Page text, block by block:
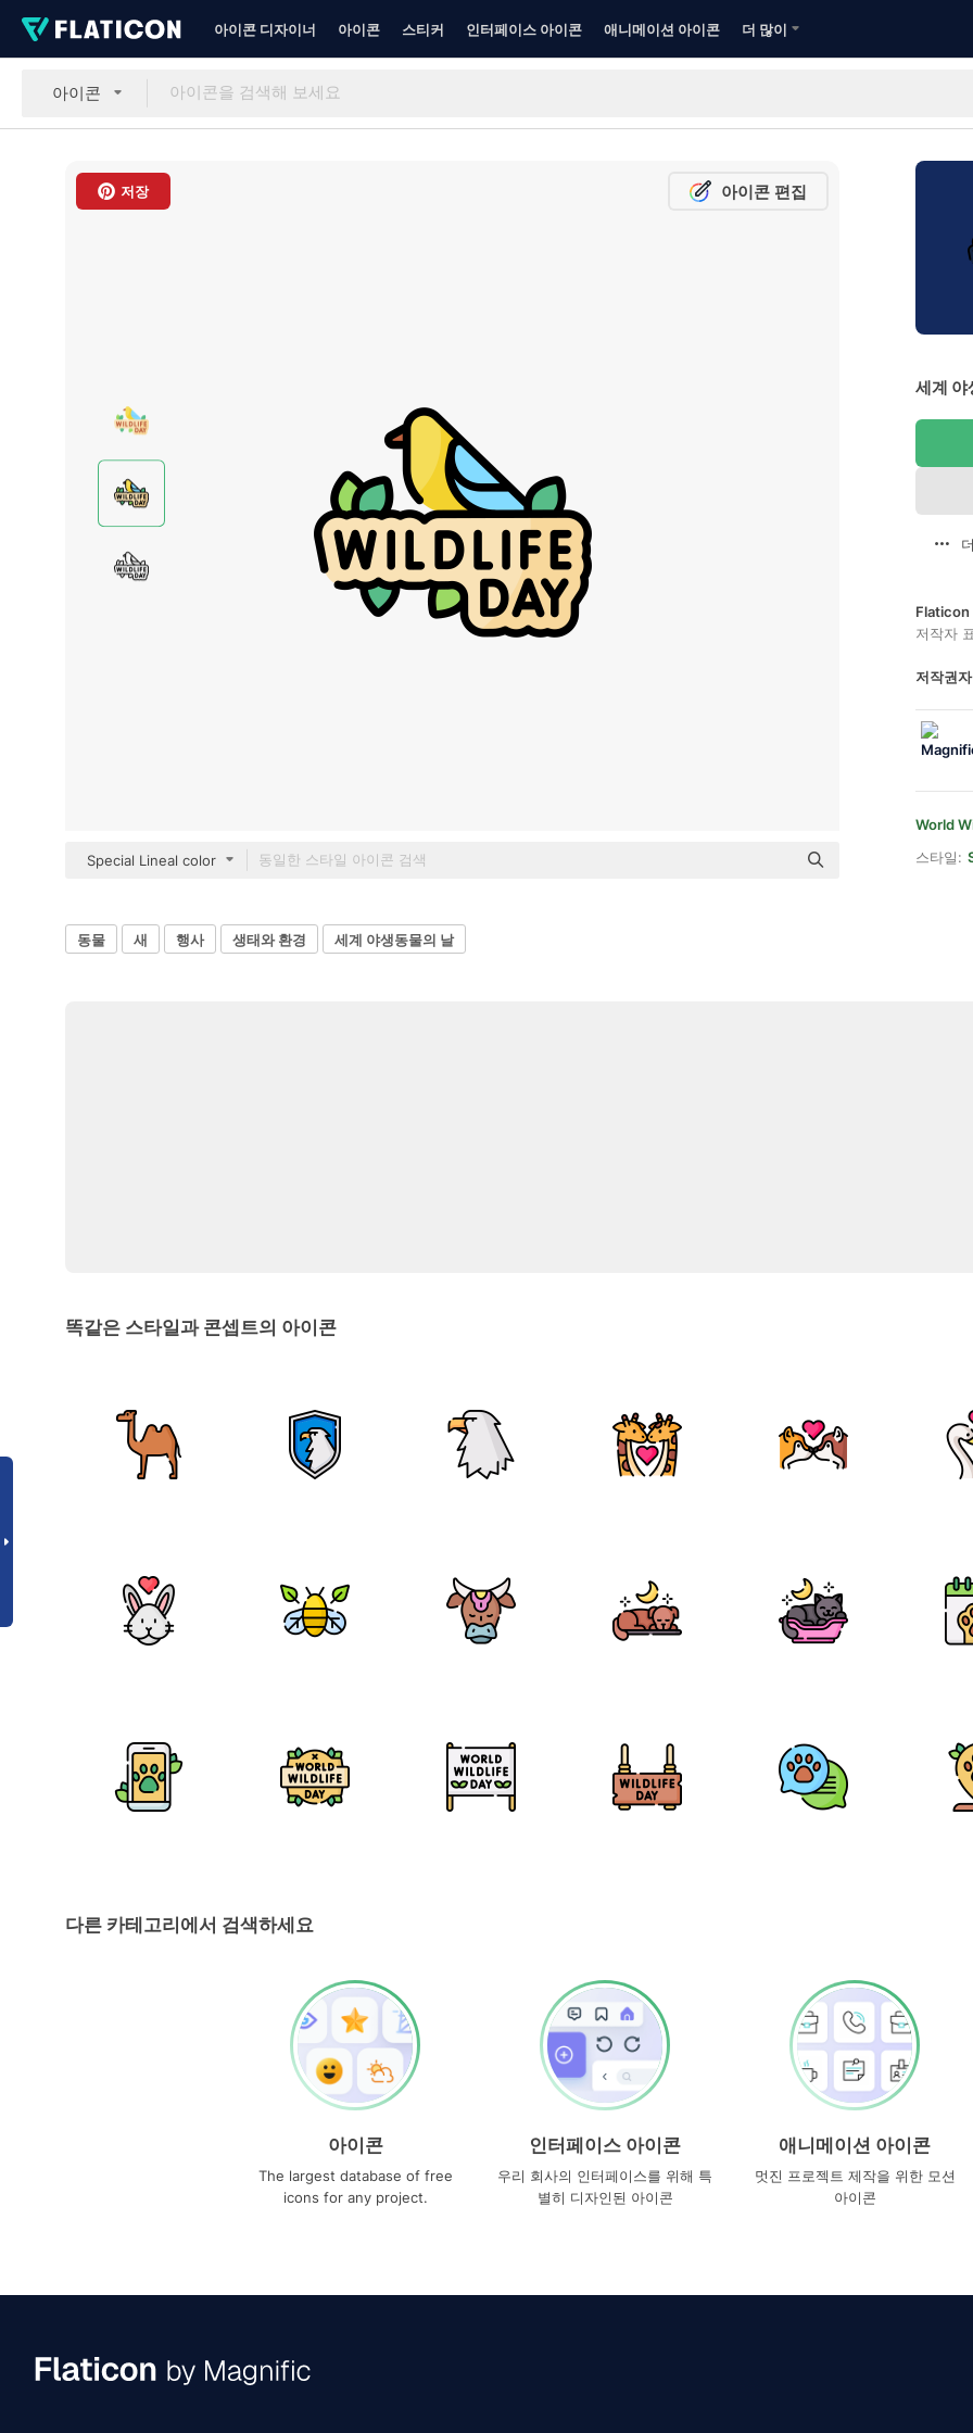
아이콘 디자이너 아이콘 스티커 인터페이스 아이콘 애니메이션 아이콘 더 많이
아이콘
저장 아이콘 편집
Special Lineal color
세계 야
Flaticon
저작자
저작권
World
스타일:
동물 새 행사 생태와 환경 세계 야생동물의 날
똑같은 스타일과 콘셉트의 아이콘
다른 카테고리에서 검색하세요
아이콘
The largest database of free
icons for any project.
인터페이스 아이콘
우리 회사의 인터페이스를 위해 특
별히 디자인된 아이콘
애니메이션 아이콘
멋진 프로젝트 제작을 위한 모션
아이콘